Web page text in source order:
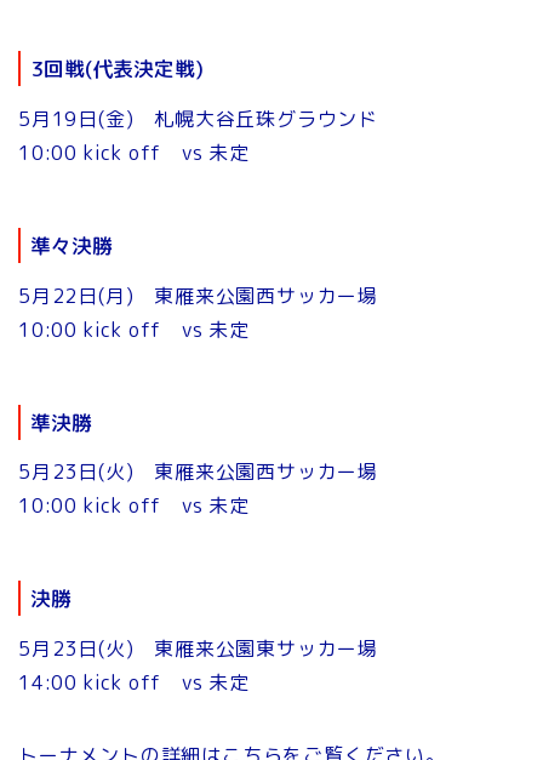
3回戦(代表決定戦)
5月19日(金) 札幌大谷丘珠グラウンド
10:00 kick off vs 未定
準々決勝
5月22日(月) 東雁来公園西サッカー場
10:00 kick off vs 未定
準決勝
5月23日(火) 東雁来公園西サッカー場
10:00 kick off vs 未定
決勝
5月23日(火) 東雁来公園東サッカー場
14:00 kick off vs 未定